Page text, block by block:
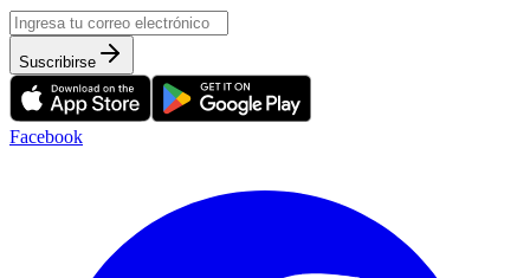
Suscribirse
Facebook